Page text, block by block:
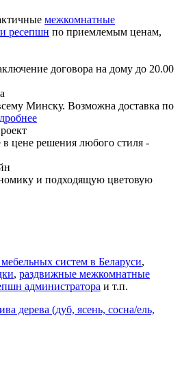
межкомнатные
ресепшн по приемлемым ценам,
договора на дому до 20.00
Минску. Возможна доставка по
цене решения любого стиля -
и подходящую цветовую
систем в Беларуси,
, раздвижные межкомнатные
администратора и т.п.
дерева (дуб, ясень, сосна/ель,